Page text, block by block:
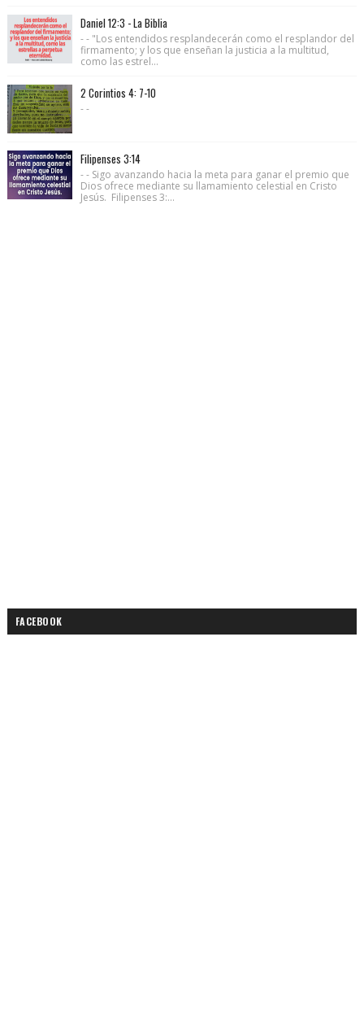
Daniel 12:3 - La Biblia
- - "Los entendidos resplandecerán como el resplandor del
firmamento; y los que enseñan la justicia a la multitud,
como las estrel...
2 Corintios 4: 7-10
- -
Filipenses 3:14
- - Sigo avanzando hacia la meta para ganar el premio que
Dios ofrece mediante su llamamiento celestial en Cristo
Jesús. Filipenses 3:...
FACEBOOK